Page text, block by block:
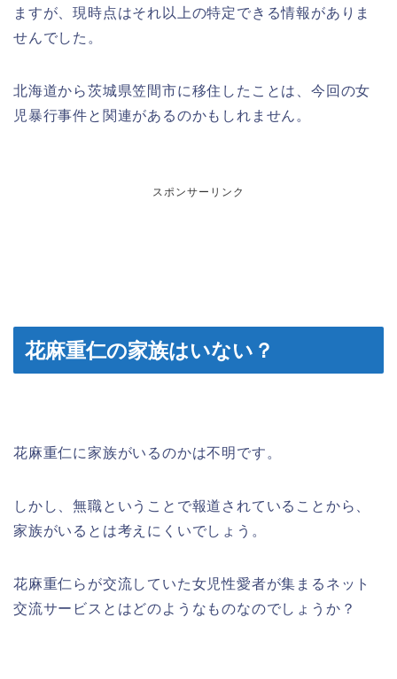
ますが、現時点はそれ以上の特定できる情報がありま
せんでした。
北海道から茨城県笠間市に移住したことは、今回の女
児暴行事件と関連があるのかもしれません。
スポンサーリンク
花麻重仁の家族はいない？
花麻重仁に家族がいるのかは不明です。
しかし、無職ということで報道されていることから、
家族がいるとは考えにくいでしょう。
花麻重仁らが交流していた女児性愛者が集まるネット
交流サービスとはどのようなものなのでしょうか？